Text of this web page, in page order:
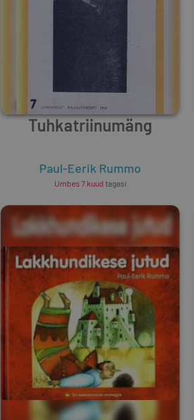
Tuhkatriinumäng
Paul-Eerik Rummo
Umbes 7 kuud tagasi